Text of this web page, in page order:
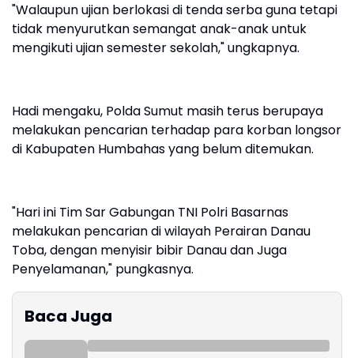
"Walaupun ujian berlokasi di tenda serba guna tetapi
tidak menyurutkan semangat anak-anak untuk
mengikuti ujian semester sekolah," ungkapnya.
Hadi mengaku, Polda Sumut masih terus berupaya
melakukan pencarian terhadap para korban longsor
di Kabupaten Humbahas yang belum ditemukan.
"Hari ini Tim Sar Gabungan TNI Polri Basarnas
melakukan pencarian di wilayah Perairan Danau
Toba, dengan menyisir bibir Danau dan Juga
Penyelamanan," pungkasnya.
Baca Juga